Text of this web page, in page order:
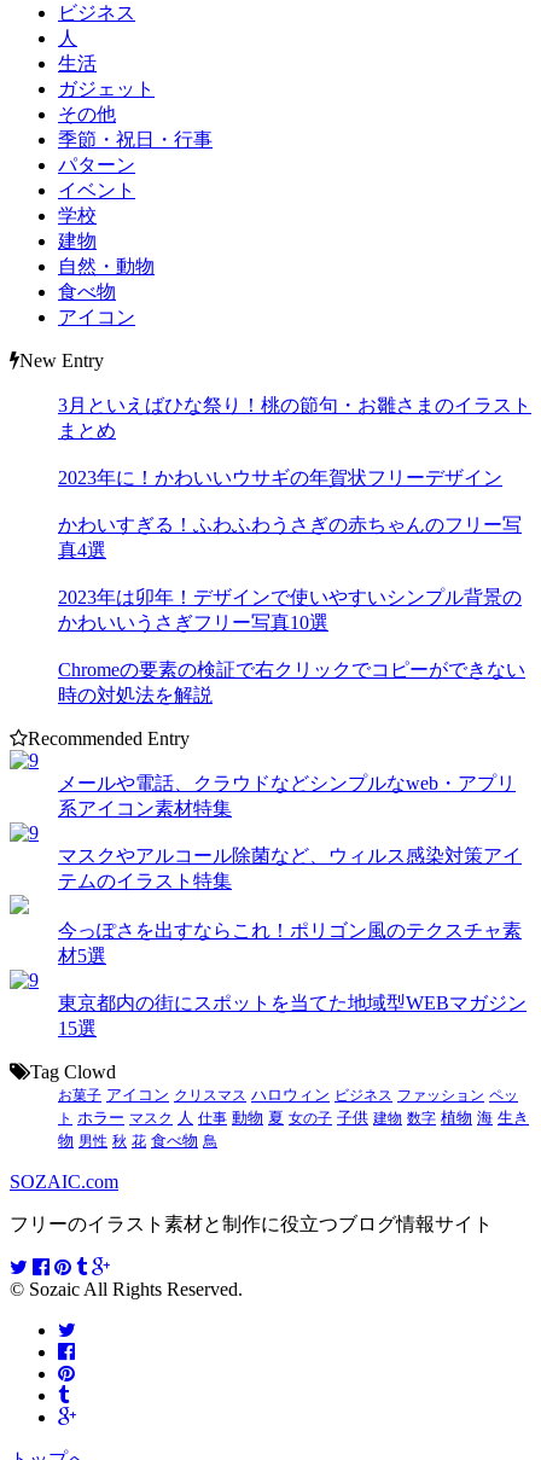
ビジネス
人
生活
ガジェット
その他
季節・祝日・行事
パターン
イベント
学校
建物
自然・動物
食べ物
アイコン
New Entry
3月といえばひな祭り！桃の節句・お雛さまのイラスト
まとめ
2023年に！かわいいウサギの年賀状フリーデザイン
かわいすぎる！ふわふわうさぎの赤ちゃんのフリー写
真4選
2023年は卯年！デザインで使いやすいシンプル背景の
かわいいうさぎフリー写真10選
Chromeの要素の検証で右クリックでコピーができない
時の対処法を解説
Recommended Entry
メールや電話、クラウドなどシンプルなweb・アプリ
系アイコン素材特集
マスクやアルコール除菌など、ウィルス感染対策アイ
テムのイラスト特集
今っぽさを出すならこれ！ポリゴン風のテクスチャ素
材5選
東京都内の街にスポットを当てた地域型WEBマガジン
15選
Tag Clowd
お菓子 アイコン クリスマス ハロウィン ビジネス ファッション ペッ
ト ホラー マスク 人 仕事 動物 夏 女の子 子供 建物 数字 植物 海 生き
物 男性 秋 花 食べ物 鳥
SOZAIC.com
フリーのイラスト素材と制作に役立つブログ情報サイト
© Sozaic All Rights Reserved.